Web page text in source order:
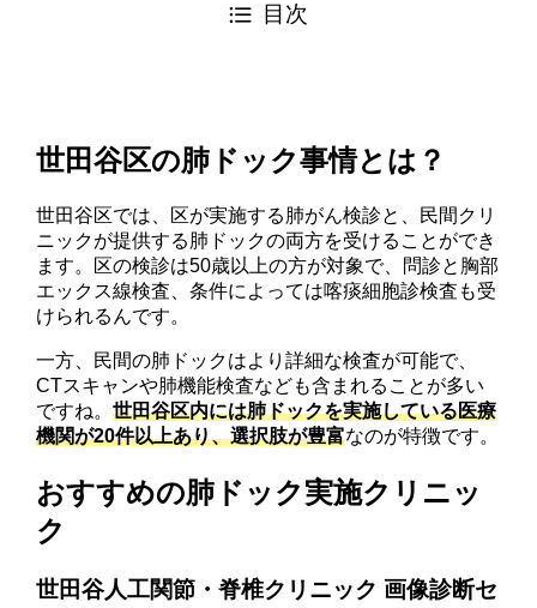
目次
世田谷区の肺ドック事情とは？
世田谷区では、区が実施する肺がん検診と、民間クリ
ニックが提供する肺ドックの両方を受けることができ
ます。区の検診は50歳以上の方が対象で、問診と胸部
エックス線検査、条件によっては喀痰細胞診検査も受
けられるんです。
一方、民間の肺ドックはより詳細な検査が可能で、
CTスキャンや肺機能検査なども含まれることが多い
ですね。世田谷区内には肺ドックを実施している医療
機関が20件以上あり、選択肢が豊富なのが特徴です。
おすすめの肺ドック実施クリニッ
ク
世田谷人工関節・脊椎クリニック 画像診断セ